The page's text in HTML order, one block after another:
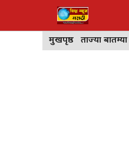
मुखपृष्ठ ताज्या बातम्या